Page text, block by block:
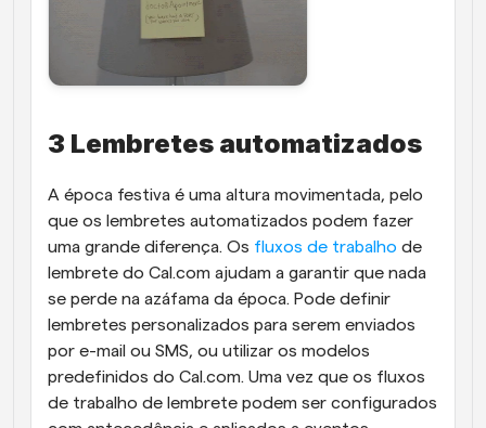
3 Lembretes automatizados
A época festiva é uma altura movimentada, pelo
que os lembretes automatizados podem fazer
uma grande diferença. Os fluxos de trabalho de
lembrete do Cal.com ajudam a garantir que nada
se perde na azáfama da época. Pode definir
lembretes personalizados para serem enviados
por e-mail ou SMS, ou utilizar os modelos
predefinidos do Cal.com. Uma vez que os fluxos
de trabalho de lembrete podem ser configurados